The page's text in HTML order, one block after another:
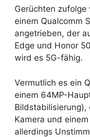
Gerüchten
einem Qualcomm
angetrieben, der
Edge und Honor
wird es 5G-fähig.
Vermutlich es ein
einem 64MP-
Kamera und
allerdings